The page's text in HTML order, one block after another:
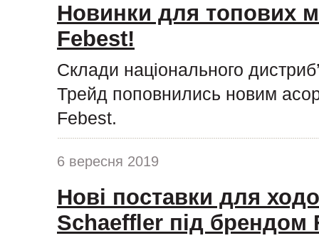
Новинки для топових
Febest!
Склади національного
Трейд поповнились новим
Febest.
6 вересня 2019
Нові поставки для
Schaeffler під брендом